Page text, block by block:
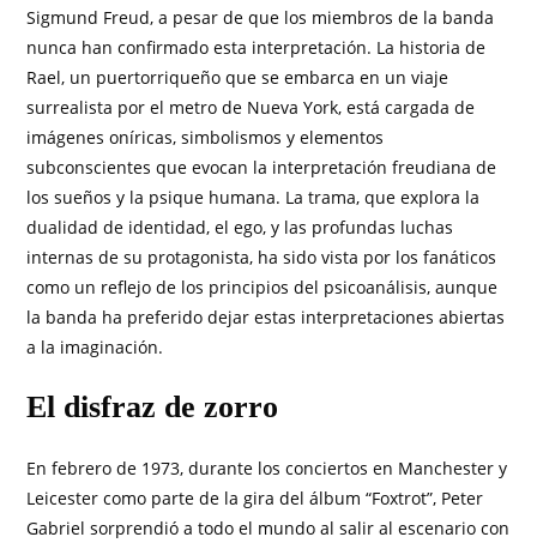
Sigmund Freud, a pesar de que los miembros de la banda
nunca han confirmado esta interpretación. La historia de
Rael, un puertorriqueño que se embarca en un viaje
surrealista por el metro de Nueva York, está cargada de
imágenes oníricas, simbolismos y elementos
subconscientes que evocan la interpretación freudiana de
los sueños y la psique humana. La trama, que explora la
dualidad de identidad, el ego, y las profundas luchas
internas de su protagonista, ha sido vista por los fanáticos
como un reflejo de los principios del psicoanálisis, aunque
la banda ha preferido dejar estas interpretaciones abiertas
a la imaginación.
El disfraz de zorro
En febrero de 1973, durante los conciertos en Manchester y
Leicester como parte de la gira del álbum “Foxtrot”, Peter
Gabriel sorprendió a todo el mundo al salir al escenario con